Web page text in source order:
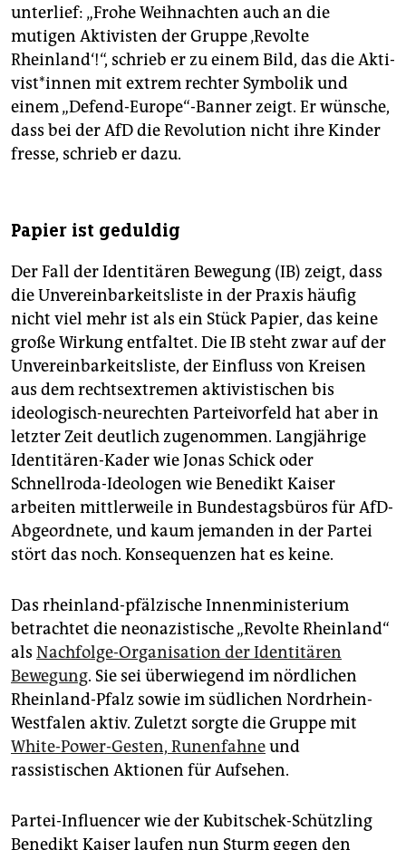
unterlief: „Frohe Weihnachten auch an die
mutigen Aktivisten der Gruppe ‚Revolte
Rheinland‘!“, schrieb er zu einem Bild, das die Ak­ti­
vis­t*in­nen mit extrem rechter Symbolik und
einem „Defend-Europe“-Banner zeigt. Er wünsche,
dass bei der AfD die Revolution nicht ihre Kinder
fresse, schrieb er dazu.
Papier ist geduldig
Der Fall der Identitären Bewegung (IB) zeigt, dass
die Unvereinbarkeitsliste in der Praxis häufig
nicht viel mehr ist als ein Stück Papier, das keine
große Wirkung entfaltet. Die IB steht zwar auf der
Unvereinbarkeitsliste, der Einfluss von Kreisen
aus dem rechtsextremen aktivistischen bis
ideologisch-neurechten Parteivorfeld hat aber in
letzter Zeit deutlich zugenommen. Langjährige
Identitären-Kader wie Jonas Schick oder
Schnellroda-Ideologen wie Benedikt Kaiser
arbeiten mittlerweile in Bundestagsbüros für AfD-
Abgeordnete, und kaum jemanden in der Partei
stört das noch. Konsequenzen hat es keine.
Das rheinland-pfälzische Innenministerium
betrachtet die neonazistische „Revolte Rheinland“
als Nachfolge-Organisation der Identitären
Bewegung. Sie sei überwiegend im nördlichen
Rheinland-Pfalz sowie im südlichen Nordrhein-
Westfalen aktiv. Zuletzt sorgte die Gruppe mit
White-Power-Gesten, Runenfahneund
rassistischen Aktionen für Aufsehen.
Partei-Influencer wie der Kubitschek-Schützling
Benedikt Kaiser laufen nun Sturm gegen den